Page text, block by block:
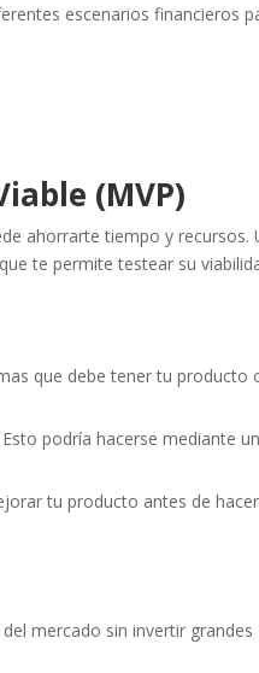
escenarios financieros
(MVP)
ahorrarte tiempo y recursos.
te permite testear su
que debe tener tu producto
podría hacerse mediante
tu producto antes de
mercado sin invertir grandes